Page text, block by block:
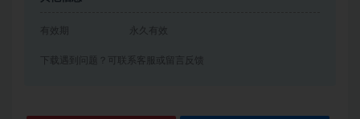
有效期 永久有效
下载遇到问题？可联系客服或留言反馈